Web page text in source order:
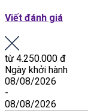
Viết đánh giá
từ 4.250.000 đ
Ngày khởi hành
08/08/2026
-
08/08/2026